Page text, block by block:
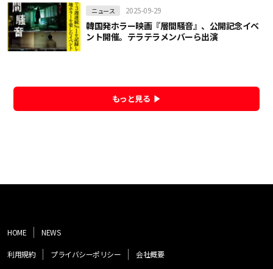
ニュース 2025-09-29
韓国発ホラー映画『層間騒音』、公開記念イベ
ント開催。テラテラメンバーら出演
もっと見る
HOME NEWS
利用規約 プライバシーポリシー 会社概要